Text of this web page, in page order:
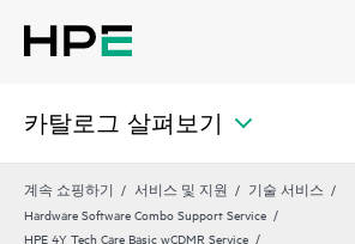
카탈로그 살펴보기
계속 쇼핑하기 서비스 및 지원
기술 서비스
Hardware Software Combo Support Service
HPE 4Y Tech Care Basic wCDMR Service